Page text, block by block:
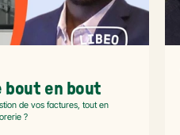
bout en bout
de vos factures, tout en
?